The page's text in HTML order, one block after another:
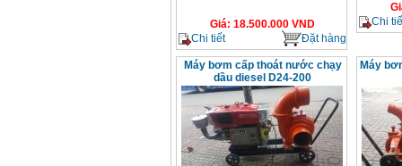
Giá: 18.500.000 VND
Chi tiết
Đặt hàng
Chi
Máy bơm cấp thoát nước chạy
dầu diesel D24-200
Máy